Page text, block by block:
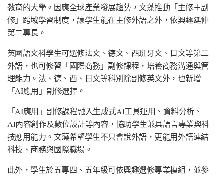
教育的大學。因應全球產業發展趨勢，文藻推動「主修＋副
修」跨域學習制度，讓學生能在主修外語之外，依興趣延伸
第二專長。
英國語文科學生可選修法文、德文、西班牙文、日文等第二
外語，也可修習「國際商務」副修課程，培養商務溝通與管
理能力。法、德、西、日文等科別除副修英文外，也新增
「AI應用」副修選擇。
「AI應用」副修課程融入生成式AI工具運用、資料分析、
AI內容創作及數位設計等內容，協助學生兼具語言專業與科
技應用能力。文藻希望學生不只會說外語，更能用外語連結
科技、商務與國際職場。
此外，學生於五專四、五年級可依興趣選修專業模組，並參